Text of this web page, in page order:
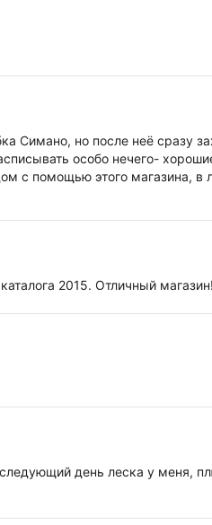
Симано, но после неё сразу
особо нечего-
с помощью этого магазина,
обращаться. Качеством
Уверен что при таком
2015. Отличный магазин!
день леска у меня,